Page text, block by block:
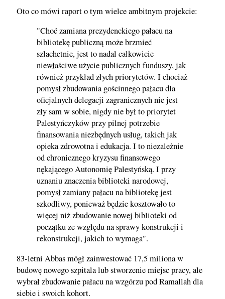
Oto co mówi raport o tym wielce ambitnym projekcie:
"Choć zamiana prezydenckiego pałacu na
bibliotekę publiczną może brzmieć
szlachetnie, jest to nadal całkowicie
niewłaściwe użycie publicznych funduszy, jak
również przykład złych priorytetów. I chociaż
pomysł zbudowania gościnnego pałacu dla
oficjalnych delegacji zagranicznych nie jest
zły sam w sobie, nigdy nie był to priorytet
Palestyńczyków przy pilnej potrzebie
finansowania niezbędnych usług, takich jak
opieka zdrowotna i edukacja. I to niezależnie
od chronicznego kryzysu finansowego
nękającego Autonomię Palestyńską. I przy
uznaniu znaczenia biblioteki narodowej,
pomysł zamiany pałacu na bibliotekę jest
szkodliwy, ponieważ będzie kosztowało to
więcej niż zbudowanie nowej biblioteki od
początku ze względu na sprawy konstrukcji i
rekonstrukcji, jakich to wymaga".
83-letni Abbas mógł zainwestować 17,5 miliona w
budowę nowego szpitala lub stworzenie miejsc pracy, ale
wybrał zbudowanie pałacu na wzgórzu pod Ramallah dla
siebie i swoich kohort.